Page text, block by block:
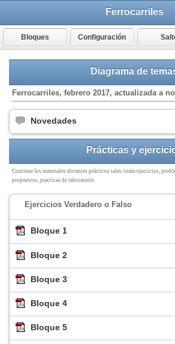
Ferrocarriles
Bloques Configuración
Diagrama de
Ferrocarriles, febrero 2017, actualizada a
Novedades
Prácticas y
Contiene los materiales docentes prácticos tales como ejercicios,
propuestos, practicas de laboratorio.
Ejercicios Verdadero o Falso
Bloque 1
Bloque 2
Bloque 3
Bloque 4
Bloque 5